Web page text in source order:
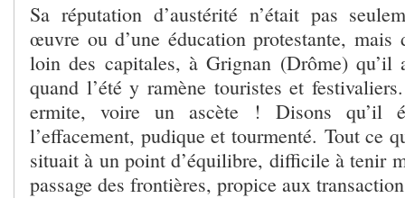
Sa réputation d’austérité n’était pas
œuvre ou d’une éducation protestante,
loin des capitales, à Grignan (Drôme) qu’il
quand l’été y ramène touristes et
ermite, voire un ascète ! Disons qu’il
l’effacement, pudique et tourmenté. Tout ce
situait à un point d’équilibre, difficile à tenir
passage des frontières, propice aux